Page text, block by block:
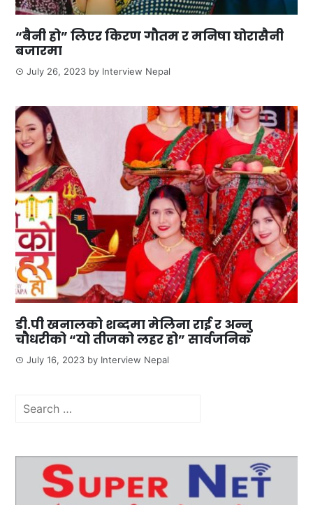
“बैनी हो” लिएर किरण गौतम र मनिषा घोरासैनी
बजारमा
July 26, 2023 by Interview Nepal
डी.पी खनालको शब्दमा मेलिना राई र अन्नु
चौधरीको “यो तीजको लहर हो” सार्वजनिक
July 16, 2023 by Interview Nepal
Search